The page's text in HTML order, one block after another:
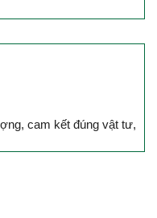
cam kết đúng vật tư,